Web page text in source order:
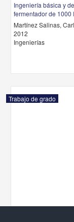
Ingeniería básica y
fermentador de 1000
Martínez Salinas,
2012
Ingenierías
Trabajo de grado